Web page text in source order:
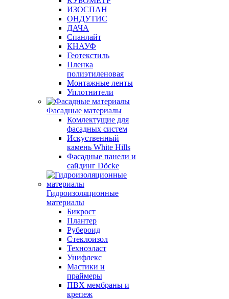
ИЗОСПАН
ОНДУТИС
ДАЧА
Спанлайт
КНАУФ
Геотекстиль
Пленка
полиэтиленовая
Монтажные ленты
Уплотнители
Фасадные материалы
Комлектущие для
фасадных систем
Искуственный
камень White Hills
Фасадные панели и
сайдинг Döcke
Гидроизоляционные
материалы
Бикрост
Плантер
Рубероид
Стеклоизол
Техноэласт
Унифлекс
Мастики и
праймеры
ПВХ мембраны и
крепеж